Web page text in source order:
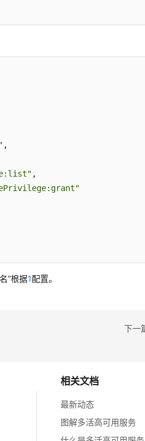
,
,
”根据1配置。
下一
相关文档
最新动态
图解多活高可用服务